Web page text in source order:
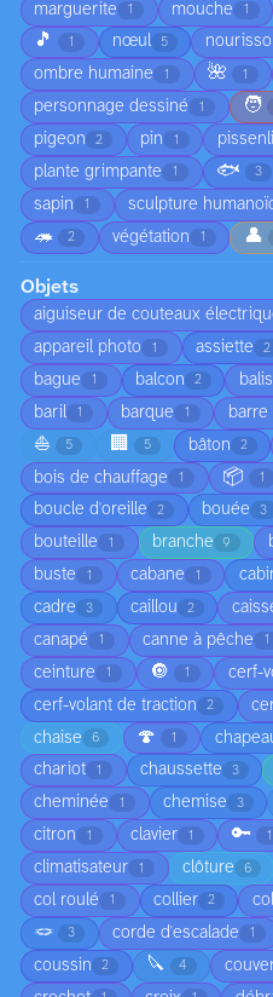
marguerite 1 mouche 1
🎵 1 nœul 5
ombre humaine 1 🌺 1
personnage dessiné 1 🧑
pigeon 2 pin 1
plante grimpante 1 🐟 3
sapin 1 sculpture
🦔 2 végétation 1 👤
Objets
aiguiseur de couteaux
appareil photo 1 assiette 2
bague 1 balcon 2
baril 1 barque 1 barre
⛵ 5 🏢 5 bâton 2
bois de chauffage 1 📦 1
boucle d'oreille 2 bouée 3
bouteille 1 branche 9
buste 1 cabane 1
cadre 3 caillou 2
canapé 1 canne à pêche 1
ceinture 1 🔘 1 cerf-
cerf-volant de traction 2
chaise 6 🍄 1
chariot 1 chaussette 3
cheminée 1 chemise 3
citron 1 clavier 1 🔑 1
climatisateur 1 clôture 6
col roulé 1 collier 2
🪢 3 corde d'escalade 1
coussin 2 🔪 4